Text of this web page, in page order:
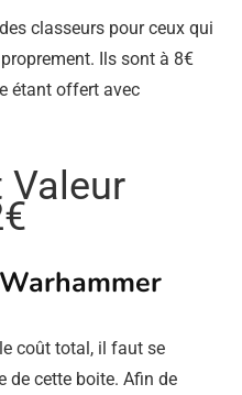
classeurs pour ceux qui
Ils sont à 8€
étant offert avec
Valeur
coût total, il faut se
de cette boite. Afin de